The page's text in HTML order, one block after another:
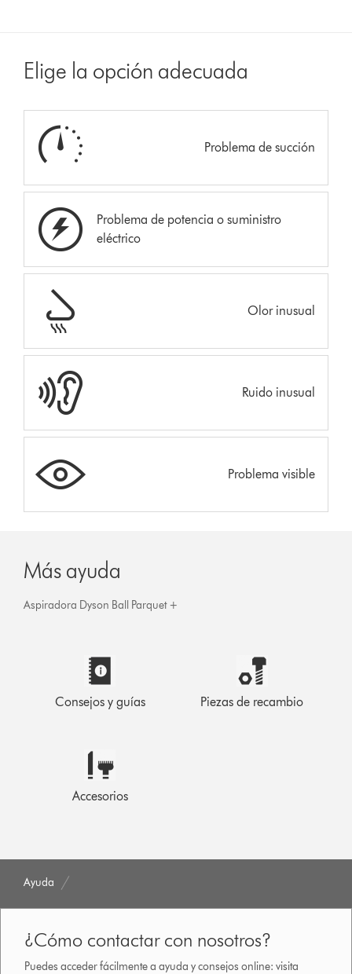
Elige la opción adecuada
Problema de succión
Problema de potencia o suministro
eléctrico
Olor inusual
Ruido inusual
Problema visible
Más ayuda
Aspiradora Dyson Ball Parquet +
Consejos y guías Piezas de recambio
Accesorios
Ayuda
¿Cómo contactar con nosotros?
Puedes acceder fácilmente a ayuda y consejos online: visita